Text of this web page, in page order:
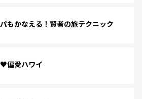
もかなえる！賢者の旅テクニック
偏愛ハワイ